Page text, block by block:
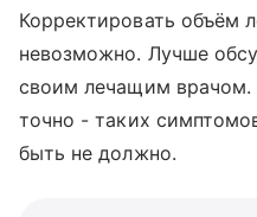
Корректировать объём
невозможно. Лучше
своим лечащим
точно - таких
быть не должно.